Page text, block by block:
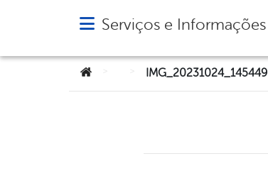
Abrir menu principal de navegação
Serviços e Informações
Você está aqui:IMG_20231024_145449